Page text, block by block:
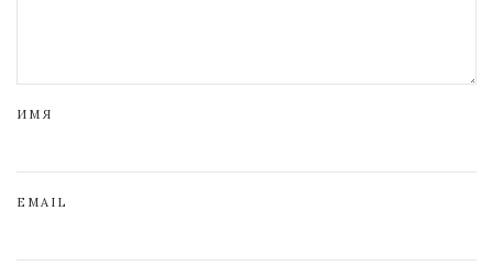
ИМЯ
EMAIL